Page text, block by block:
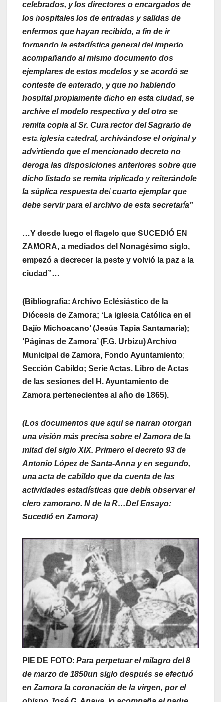
celebrados, y los directores o encargados de
los hospitales los de entradas y salidas de
enfermos que hayan recibido, a fin de ir
formando la estadística general del imperio,
acompañando al mismo documento dos
ejemplares de estos modelos y se acordó se
conteste de enterado, y que no habiendo
hospital propiamente dicho en esta ciudad, se
archive el modelo respectivo y del otro se
remita copia al Sr. Cura rector del Sagrario de
esta iglesia catedral, archivándose el original y
advirtiendo que el mencionado decreto no
deroga las disposiciones anteriores sobre que
dicho listado se remita triplicado y reiterándole
la súplica respuesta del cuarto ejemplar que
debe servir para el archivo de esta secretaría”
…Y desde luego el flagelo que SUCEDIÓ EN
ZAMORA, a mediados del Nonagésimo siglo,
empezó a decrecer la peste y volvió la paz a la
ciudad”…
(Bibliografía: Archivo Eclésiástico de la
Diócesis de Zamora; ‘La iglesia Católica en el
Bajío Michoacano’ (Jesús Tapia Santamaría);
‘Páginas de Zamora’ (F.G. Urbizu) Archivo
Municipal de Zamora, Fondo Ayuntamiento;
Sección Cabildo; Serie Actas. Libro de Actas
de las sesiones del H. Ayuntamiento de
Zamora pertenecientes al año de 1865).
(Los documentos que aquí se narran otorgan
una visión más precisa sobre el Zamora de la
mitad del siglo XIX. Primero el decreto 93 de
Antonio López de Santa-Anna y en segundo,
una acta de cabildo que da cuenta de las
actividades estadísticas que debía observar el
clero zamorano. N de la R…Del Ensayo:
Sucedió en Zamora)
PIE DE FOTO: Para perpetuar el milagro del 8
de marzo de 1850un siglo después se efectuó
en Zamora la coronación de la virgen, por el